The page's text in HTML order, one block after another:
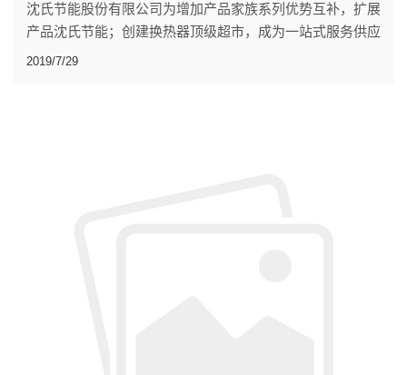
沈氏节能股份有限公司为增加产品家族系列优势互补，扩展
产品沈氏节能；创建换热器顶级超市，成为一站式服务供应
商。沈氏研发出最新且最具有市场优势的壳管换热器。
2019/7/29